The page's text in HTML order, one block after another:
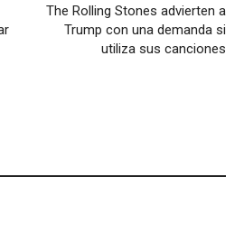
The Rolling Stones advierten a
Trump con una demanda si
utiliza sus canciones